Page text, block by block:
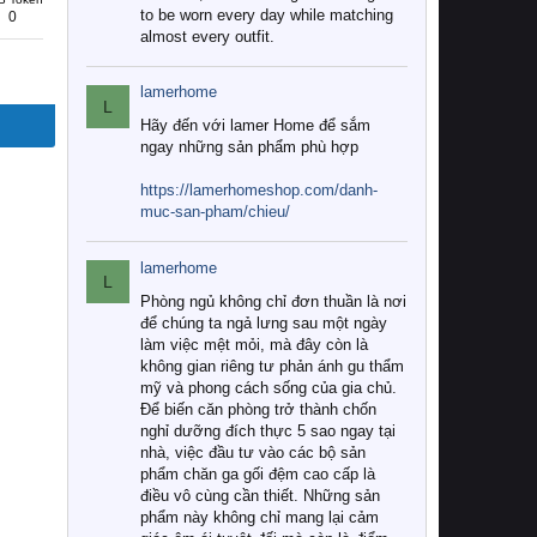
0
to be worn every day while matching
almost every outfit.
L
lamerhome
Hãy đến với lamer Home để sắm
ngay những sản phẩm phù hợp
https://lamerhomeshop.com/danh-
muc-san-pham/chieu/
L
lamerhome
Phòng ngủ không chỉ đơn thuần là nơi
để chúng ta ngả lưng sau một ngày
làm việc mệt mỏi, mà đây còn là
không gian riêng tư phản ánh gu thẩm
mỹ và phong cách sống của gia chủ.
Để biến căn phòng trở thành chốn
nghỉ dưỡng đích thực 5 sao ngay tại
nhà, việc đầu tư vào các bộ sản
phẩm chăn ga gối đệm cao cấp là
điều vô cùng cần thiết. Những sản
phẩm này không chỉ mang lại cảm